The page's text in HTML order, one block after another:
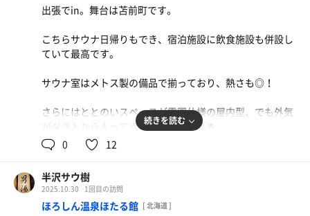
出張でin。舞台は苫前町です。
こちらサウナ日帰りもでき、宿泊施設に飲食施設も併設し
ていて最高です。
サウナ室はメトス製の備品で揃っており、熱さも◎！
さらにはととのいスペースが雪国仕様の屋内型、でも外気
がダクトから入ってきてこれまた最高🌟
また使わせてもらいます。
続きを読む
0 12
半沢サウ樹
2025.10.30 1回目の訪問
ほろしん温泉ほたる館 [ 北海道 ]